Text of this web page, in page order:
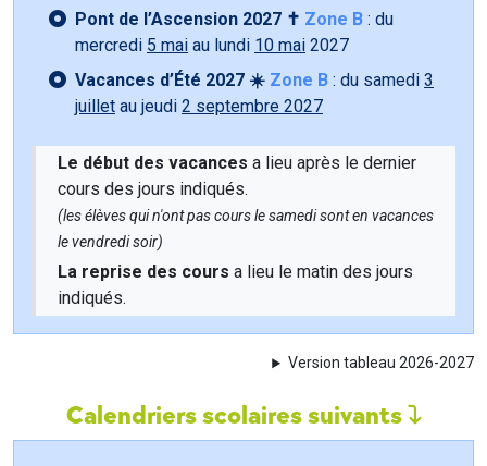
Pont de l’Ascension 2027 ✝️ Zone B : du
mercredi 5 mai au lundi 10 mai 2027
Vacances d’Été 2027 ☀️ Zone B : du samedi 3
juillet au jeudi 2 septembre 2027
Le début des vacances a lieu après le dernier
cours des jours indiqués.
(les élèves qui n'ont pas cours le samedi sont en vacances
le vendredi soir)
La reprise des cours a lieu le matin des jours
indiqués.
Version tableau 2026-2027
Calendriers scolaires suivants